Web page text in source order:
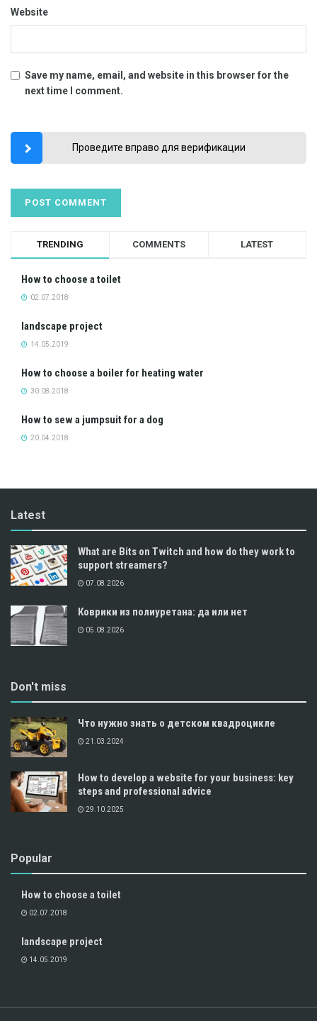
Website
Save my name, email, and website in this browser for the
next time I comment.
Проведите вправо для верификации
TRENDING COMMENTS LATEST
How to choose a toilet
02.07.2018
landscape project
14.05.2019
How to choose a boiler for heating water
30.08.2018
How to sew a jumpsuit for a dog
20.04.2018
Latest
What are Bits on Twitch and how do they work to
support streamers?
07.08.2026
Коврики из полиуретана: да или нет
05.08.2026
Don't miss
Что нужно знать о детском квадроцикле
21.03.2024
How to develop a website for your business: key
steps and professional advice
29.10.2025
Popular
How to choose a toilet
02.07.2018
landscape project
14.05.2019